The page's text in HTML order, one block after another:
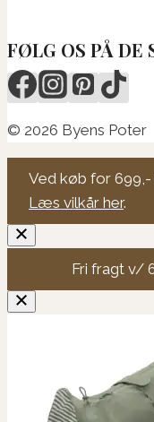
FØLG OS PÅ DE
© 2026 Byens Poter
Ved køb for 699,-
Læs vilkår her.
Fri fragt v/